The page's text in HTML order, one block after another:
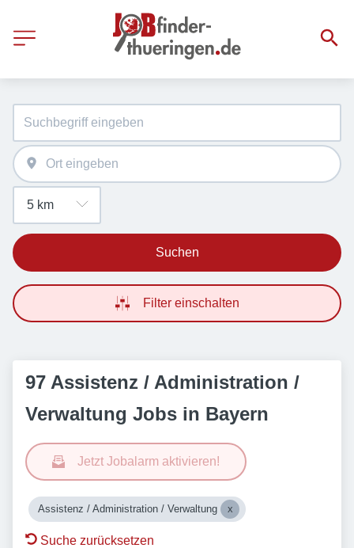
Suchen
Filter einschalten
97 Assistenz / Administration /
Verwaltung Jobs in Bayern
Jetzt Jobalarm aktivieren!
Assistenz / Administration / Verwaltung
Suche zurücksetzen